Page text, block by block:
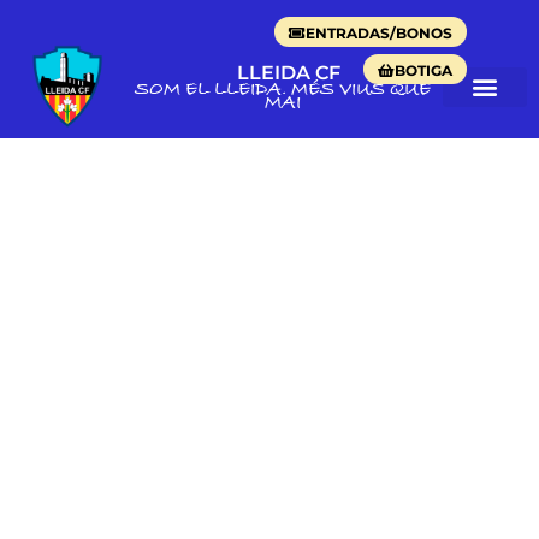
ENTRADAS/BONOS
BOTIGA
LLEIDA CF
SOM EL LLEIDA. MÉS VIUS QUE
MAI